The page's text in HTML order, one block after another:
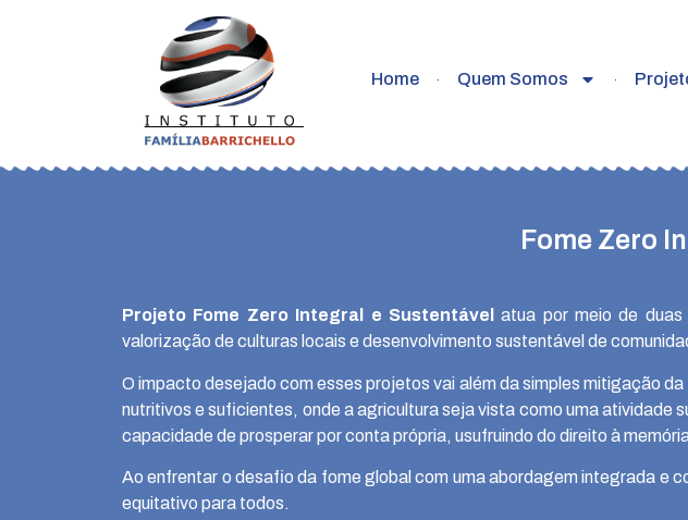
Home Quem Somos
Fome Zero
Projeto Fome Zero Integral e Sustentável atua por meio de
valorização de culturas locais e desenvolvimento sustentável de
O impacto desejado com esses projetos vai além da simples mitigação
nutritivos e suficientes, onde a agricultura seja vista como uma atividade
capacidade de prosperar por conta própria, usufruindo do direito à
Ao enfrentar o desafio da fome global com uma abordagem integrada e
equitativo para todos.